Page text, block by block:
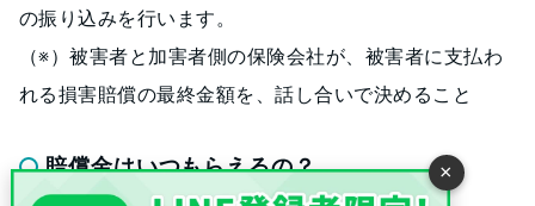
の振り込みを行います。
（※）被害者と加害者側の保険会社が、被害者に支払わ
れる損害賠償の最終金額を、話し合いで決めること
賠償金はいつもらえるの？ ×